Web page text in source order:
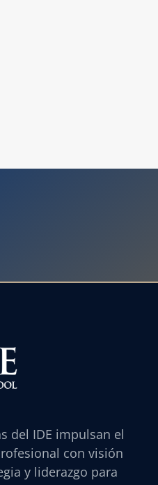
del IDE impulsan el
con visión
y liderazgo para